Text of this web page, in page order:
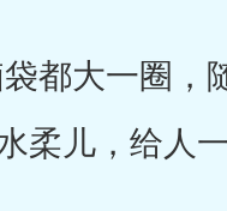
大一圈，
柔儿，给人